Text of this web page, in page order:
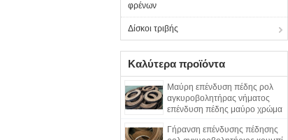
φρένων
Δίσκοι τριβής
Καλύτερα προϊόντα
Μαύρη επένδυση πέδης ρολ
αγκυροβολητήρας νήματος
επένδυση πέδης μαύρο χρώμα
Γήρανση επένδυσης πέδησης